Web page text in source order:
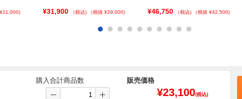
¥21,000)
¥31,900
（税込) （税抜 ¥29,000)
¥46,750
（税込) （税抜 ¥42,500)
購入合計商品数 販売価格
¥23,100(税込)